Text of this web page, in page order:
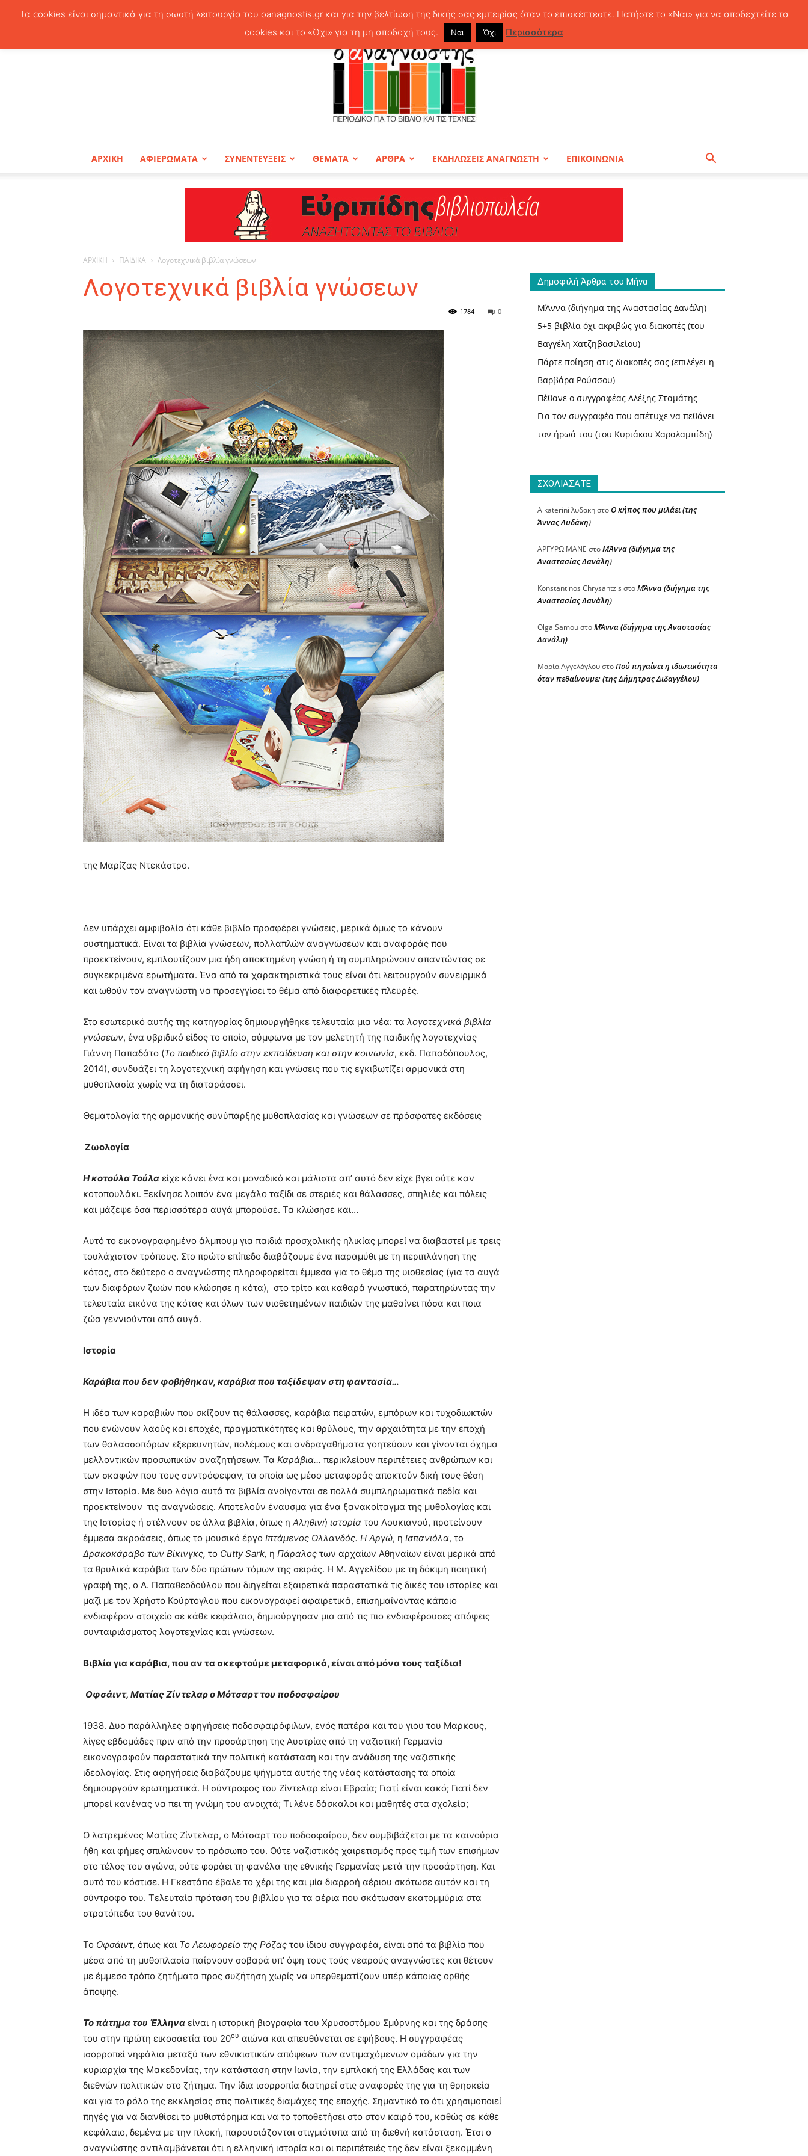
ΑΝΑΓΝΩΣΤΗΣ
ΓΙΑ
ΤΟ
ΒΙΒΛΙΟ
ΚΑΙ
ΤΙΣ
ΤΕΧΝΕΣ
ΑΡΧΙΚΗ ΑΦΙΕΡΩΜΑΤΑ ΣΥΝΕΝΤΕΥΞΕΙΣ ΘΕΜΑΤΑ ΑΡΘΡΑ ΕΚΔΗΛΩΣΕΙΣ ΑΝΑΓΝΩΣΤΗ ΕΠΙΚΟΙΝΩΝΙΑ
ΑΡΧΙΚΗ ΠΑΙΔΙΚΑ Λογοτεχνικά βιβλία γνώσεων
Λογοτεχνικά βιβλία γνώσεων
0
1784
της Μαρίζας Ντεκάστρο.
Δεν υπάρχει αμφιβολία ότι κάθε βιβλίο προσφέρει γνώσεις, μερικά όμως το κάνουν
συστηματικά. Είναι τα βιβλία γνώσεων, πολλαπλών αναγνώσεων και αναφοράς που
προεκτείνουν, εμπλουτίζουν μια ήδη αποκτημένη γνώση ή τη συμπληρώνουν απαντώντας σε
συγκεκριμένα ερωτήματα. Ένα από τα χαρακτηριστικά τους είναι ότι λειτουργούν συνειρμικά
και ωθούν τον αναγνώστη να προσεγγίσει το θέμα από διαφορετικές πλευρές.
Στο εσωτερικό αυτής της κατηγορίας δημιουργήθηκε τελευταία μια νέα: τα λογοτεχνικά βιβλία
γνώσεων, ένα υβριδικό είδος το οποίο, σύμφωνα με τον μελετητή της παιδικής λογοτεχνίας
Γιάννη Παπαδάτο (Το παιδικό βιβλίο στην εκπαίδευση και στην κοινωνία, εκδ. Παπαδόπουλος,
2014), συνδυάζει τη λογοτεχνική αφήγηση και γνώσεις που τις εγκιβωτίζει αρμονικά στη
μυθοπλασία χωρίς να τη διαταράσσει.
Θεματολογία της αρμονικής συνύπαρξης μυθοπλασίας και γνώσεων σε πρόσφατες εκδόσεις
Ζωολογία
Η κοτούλα Τούλα είχε κάνει ένα και μοναδικό και μάλιστα απ’ αυτό δεν είχε βγει ούτε καν
κοτοπουλάκι. Ξεκίνησε λοιπόν ένα μεγάλο ταξίδι σε στεριές και θάλασσες, σπηλιές και πόλεις
και μάζεψε όσα περισσότερα αυγά μπορούσε. Τα κλώσησε και…
Αυτό το εικονογραφημένο άλμπουμ για παιδιά προσχολικής ηλικίας μπορεί να διαβαστεί με τρεις
τουλάχιστον τρόπους. Στο πρώτο επίπεδο διαβάζουμε ένα παραμύθι με τη περιπλάνηση της
κότας, στο δεύτερο ο αναγνώστης πληροφορείται έμμεσα για το θέμα της υιοθεσίας (για τα αυγά
των διαφόρων ζωών που κλώσησε η κότα), στο τρίτο και καθαρά γνωστικό, παρατηρώντας την
τελευταία εικόνα της κότας και όλων των υιοθετημένων παιδιών της μαθαίνει πόσα και ποια
ζώα γεννιούνται από αυγά.
Ιστορία
Καράβια που δεν φοβήθηκαν, καράβια που ταξίδεψαν στη φαντασία…
Η ιδέα των καραβιών που σκίζουν τις θάλασσες, καράβια πειρατών, εμπόρων και τυχοδιωκτών
που ενώνουν λαούς και εποχές, πραγματικότητες και θρύλους, την αρχαιότητα με την εποχή
των θαλασσοπόρων εξερευνητών, πολέμους και ανδραγαθήματα γοητεύουν και γίνονται όχημα
μελλοντικών προσωπικών αναζητήσεων. Τα Καράβια… περικλείουν περιπέτειες ανθρώπων και
των σκαφών που τους συντρόφεψαν, τα οποία ως μέσο μεταφοράς αποκτούν δική τους θέση
στην Ιστορία. Με δυο λόγια αυτά τα βιβλία ανοίγονται σε πολλά συμπληρωματικά πεδία και
προεκτείνουν τις αναγνώσεις. Αποτελούν έναυσμα για ένα ξανακοίταγμα της μυθολογίας και
της Ιστορίας ή στέλνουν σε άλλα βιβλία, όπως η Αληθινή ιστορία του Λουκιανού, προτείνουν
έμμεσα ακροάσεις, όπως το μουσικό έργο Ιπτάμενος Ολλανδός. Η Αργώ, η Ισπανιόλα, το
Δρακοκάραβο των Βίκινγκς, το Cutty Sark, η Πάραλος των αρχαίων Αθηναίων είναι μερικά από
τα θρυλικά καράβια των δύο πρώτων τόμων της σειράς. Η Μ. Αγγελίδου με τη δόκιμη ποιητική
γραφή της, ο Α. Παπαθεοδούλου που διηγείται εξαιρετικά παραστατικά τις δικές του ιστορίες και
μαζί με τον Χρήστο Κούρτογλου που εικονογραφεί αφαιρετικά, επισημαίνοντας κάποιο
ενδιαφέρον στοιχείο σε κάθε κεφάλαιο, δημιούργησαν μια από τις πιο ενδιαφέρουσες απόψεις
συνταιριάσματος λογοτεχνίας και γνώσεων.
Βιβλία για καράβια, που αν τα σκεφτούμε μεταφορικά, είναι από μόνα τους ταξίδια!
Οφσάιντ, Ματίας Ζίντελαρ ο Μότσαρτ του ποδοσφαίρου
1938. Δυο παράλληλες αφηγήσεις ποδοσφαιρόφιλων, ενός πατέρα και του γιου του Μαρκους,
λίγες εβδομάδες πριν από την προσάρτηση της Αυστρίας από τη ναζιστική Γερμανία
εικονογραφούν παραστατικά την πολιτική κατάσταση και την ανάδυση της ναζιστικής
ιδεολογίας. Στις αφηγήσεις διαβάζουμε ψήγματα αυτής της νέας κατάστασης τα οποία
δημιουργούν ερωτηματικά. Η σύντροφος του Ζίντελαρ είναι Εβραία; Γιατί είναι κακό; Γιατί δεν
μπορεί κανένας να πει τη γνώμη του ανοιχτά; Τι λένε δάσκαλοι και μαθητές στα σχολεία;
Ο λατρεμένος Ματίας Ζίντελαρ, ο Μότσαρτ του ποδοσφαίρου, δεν συμβιβάζεται με τα καινούρια
ήθη και φήμες σπιλώνουν το πρόσωπο του. Ούτε ναζιστικός χαιρετισμός προς τιμή των επισήμων
στο τέλος του αγώνα, ούτε φοράει τη φανέλα της εθνικής Γερμανίας μετά την προσάρτηση. Και
αυτό του κόστισε. Η Γκεστάπο έβαλε το χέρι της και μία διαρροή αέριου σκότωσε αυτόν και τη
σύντροφο του. Τελευταία πρόταση του βιβλίου για τα αέρια που σκότωσαν εκατομμύρια στα
στρατόπεδα του θανάτου.
Το Οφσάιντ, όπως και Το Λεωφορείο της Ρόζας του ίδιου συγγραφέα, είναι από τα βιβλία που
μέσα από τη μυθοπλασία παίρνουν σοβαρά υπ’ όψη τους τούς νεαρούς αναγνώστες και θέτουν
με έμμεσο τρόπο ζητήματα προς συζήτηση χωρίς να υπερθεματίζουν υπέρ κάποιας ορθής
άποψης.
Το πάτημα του Έλληνα είναι η ιστορική βιογραφία του Χρυσοστόμου Σμύρνης και της δράσης
του στην πρώτη εικοσαετία του 20ου αιώνα και απευθύνεται σε εφήβους. Η συγγραφέας
ισορροπεί νηφάλια μεταξύ των εθνικιστικών απόψεων των αντιμαχόμενων ομάδων για την
κυριαρχία της Μακεδονίας, την κατάσταση στην Ιωνία, την εμπλοκή της Ελλάδας και των
διεθνών πολιτικών στο ζήτημα. Την ίδια ισορροπία διατηρεί στις αναφορές της για τη θρησκεία
και για το ρόλο της εκκλησίας στις πολιτικές διαμάχες της εποχής. Σημαντικό το ότι χρησιμοποιεί
πηγές για να διανθίσει το μυθιστόρημα και να το τοποθετήσει στο στον καιρό του, καθώς σε κάθε
κεφάλαιο, δεμένα με την πλοκή, παρουσιάζονται στιγμιότυπα από τη διεθνή κατάσταση. Έτσι ο
αναγνώστης αντιλαμβάνεται ότι η ελληνική ιστορία και οι περιπέτειές της δεν είναι ξεκομμένη
Δημοφιλή Άρθρα του Μήνα
ΜΆννα (διήγημα της Αναστασίας Δανάλη)
5+5 βιβλία όχι ακριβώς για διακοπές (του
Βαγγέλη Χατζηβασιλείου)
Πάρτε ποίηση στις διακοπές σας (επιλέγει η
Βαρβάρα Ρούσσου)
Πέθανε ο συγγραφέας Αλέξης Σταμάτης
Για τον συγγραφέα που απέτυχε να πεθάνει
τον ήρωά του (του Κυριάκου Χαραλαμπίδη)
ΣΧΟΛΙΑΣΑΤΕ
Aikaterini λυδακηστοΟ κήπος που μιλάει (της
Άννας Λυδάκη)
ΑΡΓΥΡΩ ΜΑΝΕ στοΜΆννα (διήγημα της
Αναστασίας Δανάλη)
Konstantinos Chrysantzis στοΜΆννα (διήγημα της
Αναστασίας Δανάλη)
Olga SamouστοΜΆννα (διήγημα της Αναστασίας
Δανάλη)
Μαρία ΑγγελόγλουστοΠού πηγαίνει η ιδιωτικότητα
όταν πεθαίνουμε; (της Δήμητρας Διδαγγέλου)
Τα cookies είναι σημαντικά για τη σωστή λειτουργία του oanagnostis.gr και για την βελτίωση της δικής σας εμπειρίας όταν το επισκέπτεστε. Πατήστε το «Ναι» για να αποδεχτείτε τα
cookies και το «Όχι» για τη μη αποδοχή τους.
Ναι Όχι Περισσότερα